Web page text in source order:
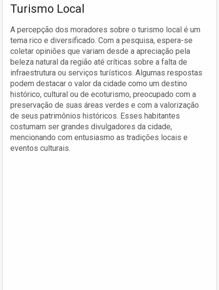
Turismo Local
A percepção dos moradores sobre o turismo local é um
tema rico e diversificado. Com a pesquisa, espera-se
coletar opiniões que variam desde a apreciação pela
beleza natural da região até críticas sobre a falta de
infraestrutura ou serviços turísticos. Algumas respostas
podem destacar o valor da cidade como um destino
histórico, cultural ou de ecoturismo, preocupado com a
preservação de suas áreas verdes e com a valorização
de seus patrimônios históricos. Esses habitantes
costumam ser grandes divulgadores da cidade,
mencionando com entusiasmo as tradições locais e
eventos culturais.